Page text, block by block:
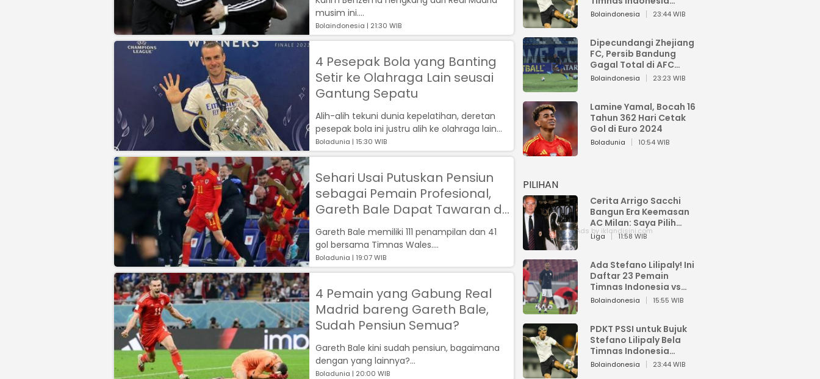
musim ini....
Bolaindonesia | 21:30 WIB
4 Pesepak Bola yang Banting
Setir ke Olahraga Lain seusai
Gantung Sepatu
Alih-alih tekuni dunia kepelatihan, deretan
pesepak bola ini justru alih ke olahraga lain
usai pensiun....
Boladunia | 15:30 WIB
Sehari Usai Putuskan Pensiun
sebagai Pemain Profesional,
Gareth Bale Dapat Tawaran di
Timnas Wales
Gareth Bale memiliki 111 penampilan dan 41
gol bersama Timnas Wales....
Boladunia | 19:07 WIB
4 Pemain yang Gabung Real
Madrid bareng Gareth Bale,
Sudah Pensiun Semua?
Gareth Bale kini sudah pensiun, bagaimana
dengan yang lainnya?...
Boladunia | 20:00 WIB
Berakhir Berantakan
Bolaindonesia 23:44 WIB
Dipecundangi Zhejiang
FC, Persib Bandung
Gagal Total di AFC
Champions League Two
Bolaindonesia 23:23 WIB
Lamine Yamal, Bocah 16
Tahun 362 Hari Cetak
Gol di Euro 2024
Boladunia 10:54 WIB
PILIHAN
Cerita Arrigo Sacchi
Bangun Era Keemasan
AC Milan: Saya Pilih
Pemain dari Isi Otaknya
Liga 11:58 WIB
Ada Stefano Lilipaly! Ini
Daftar 23 Pemain
Timnas Indonesia vs
China
Bolaindonesia 15:55 WIB
PDKT PSSI untuk Bujuk
Stefano Lilipaly Bela
Timnas Indonesia
Berakhir Berantakan
Bolaindonesia 23:44 WIB